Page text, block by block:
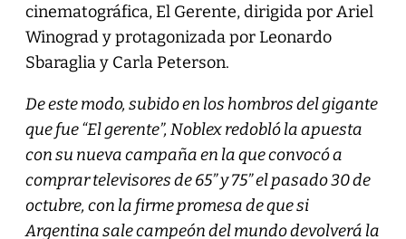
cinematográfica, El Gerente, dirigida por Ariel
Winograd y protagonizada por Leonardo
Sbaraglia y Carla Peterson.
De este modo, subido en los hombros del gigante
que fue “El gerente”, Noblex redobló la apuesta
con su nueva campaña en la que convocó a
comprar televisores de 65” y 75” el pasado 30 de
octubre, con la firme promesa de que si
Argentina sale campeón del mundo devolverá la